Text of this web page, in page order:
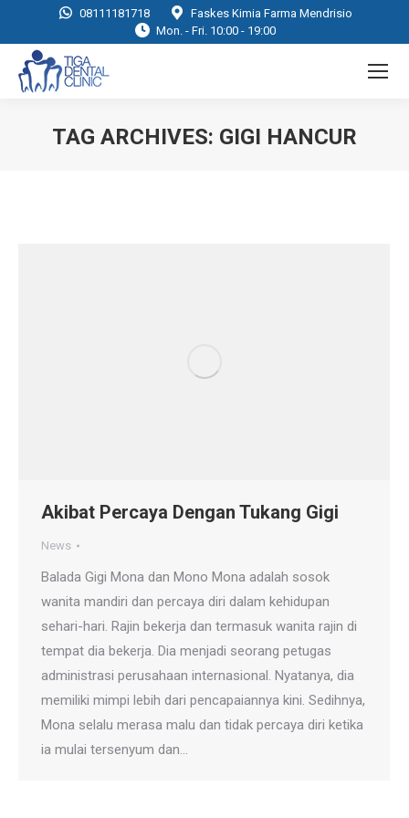
08111181718
Faskes Kimia Farma Mendrisio
Mon. - Fri. 10:00 - 19:00
TAG ARCHIVES: GIGI HANCUR
Akibat Percaya Dengan Tukang Gigi
News
Balada Gigi Mona dan Mono Mona adalah sosok
wanita mandiri dan percaya diri dalam kehidupan
sehari-hari. Rajin bekerja dan termasuk wanita rajin di
tempat dia bekerja. Dia menjadi seorang petugas
administrasi perusahaan internasional. Nyatanya, dia
memiliki mimpi lebih dari pencapaiannya kini. Sedihnya,
Mona selalu merasa malu dan tidak percaya diri ketika
ia mulai tersenyum dan…